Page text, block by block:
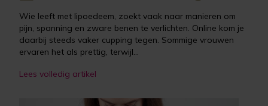
Wie leeft met lipoedeem, zoekt vaak naar manieren om
pijn, spanning en zware benen te verlichten. Online kom je
daarbij steeds vaker cupping tegen. Sommige vrouwen
ervaren het als prettig, terwijl...
Lees volledig artikel